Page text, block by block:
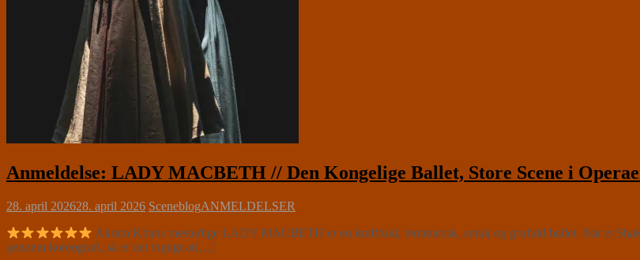
Anmeldelse: LADY MACBETH // Den Kongelige Ballet, Store Scene i
28. april 202628. april 2026 SceneblogANMELDELSER
Akram Khans mesterlige LADY MACBETH er en kraftfuld, feministisk, smuk og grufuld ballet. Når et
gennem koreografi, så er det vigtigt at[…]